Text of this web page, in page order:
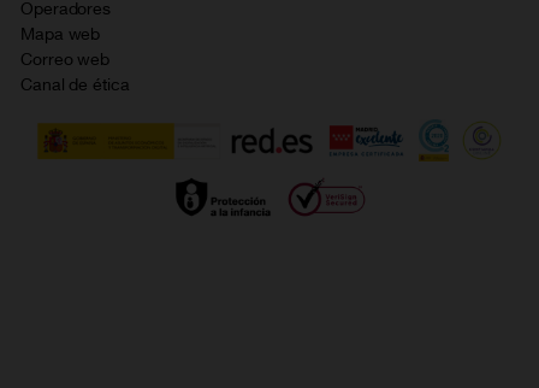
Opiniones Orange
Política de cookies
Política de privacidad
Gestionar UTIQ
Operadores
Mapa web
Correo web
Canal de ética